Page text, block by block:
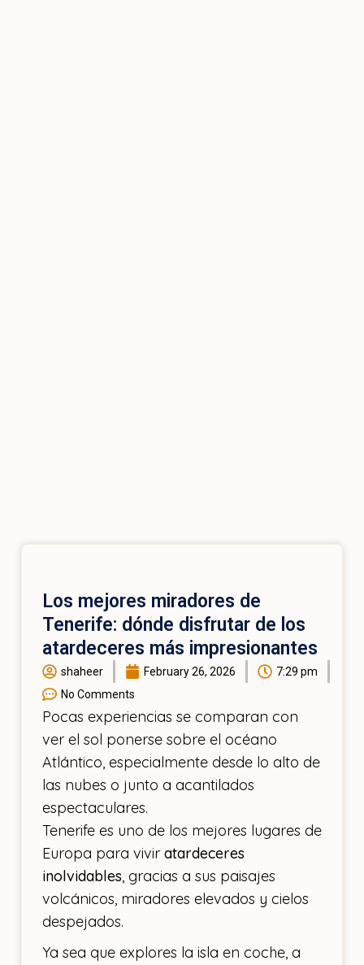
Los mejores miradores de
Tenerife: dónde disfrutar de los
atardeceres más impresionantes
shaheer February 26, 2026
7:29 pm
No Comments
Pocas experiencias se comparan con
ver el sol ponerse sobre el océano
Atlántico, especialmente desde lo alto de
las nubes o junto a acantilados
espectaculares.
Tenerife es uno de los mejores lugares de
Europa para vivir atardeceres
inolvidables, gracias a sus paisajes
volcánicos, miradores elevados y cielos
despejados.
Ya sea que explores la isla en coche, a